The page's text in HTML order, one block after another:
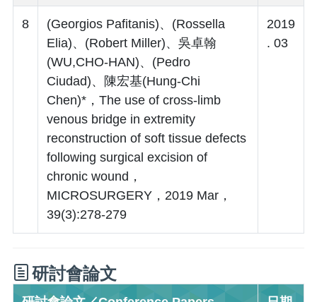
8
(Georgios Pafitanis)、(Rossella
Elia)、(Robert Miller)、吳卓翰
(WU,CHO-HAN)、(Pedro
Ciudad)、陳宏基(Hung-Chi
Chen)*，The use of cross-limb
venous bridge in extremity
reconstruction of soft tissue defects
following surgical excision of
chronic wound，
MICROSURGERY，2019 Mar，
39(3):278-279
2019
. 03
研討會論文